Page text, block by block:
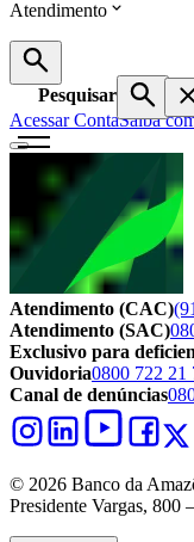
Atendimento
Pesquisar
Acessar ContaSaiba
Atendimento (CAC)
Atendimento (SAC)
Exclusivo para
Ouvidoria0800 722 21
Canal de denúncias
© 2026 Banco da
Presidente Vargas, 800